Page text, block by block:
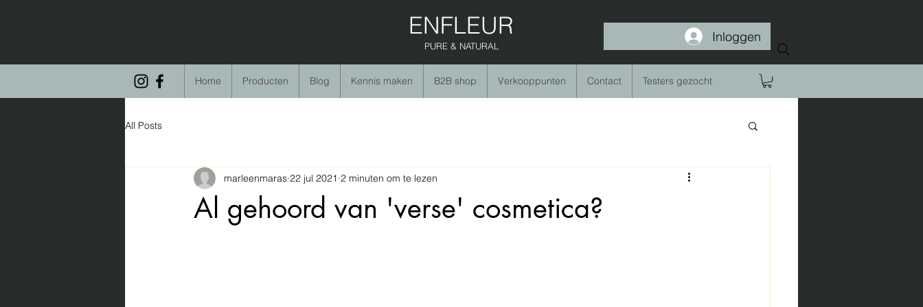
Home Producten Blog Kennis maken B2B shop Verkooppunten Contact Testers gezocht
ENFLEUR
PURE & NATURAL
Inloggen
All Posts
Al gehoord van 'verse' cosmetica?
marleenmaras 22 jul 2021 2 minuten om te lezen